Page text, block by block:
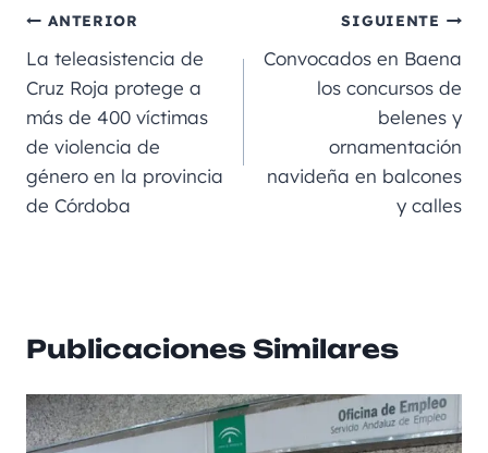
e
b
o
o
k
l
m n
g
er
A
p
a
rt
ir
ANTERIOR
La teleasistencia de
Cruz Roja protege a
más de 400 víctimas
de violencia de
género en la provincia
de Córdoba
SIGUIENTE
Convocados en Baena
los concursos de
belenes y
ornamentación
navideña en balcones
y calles
Publicaciones Similares